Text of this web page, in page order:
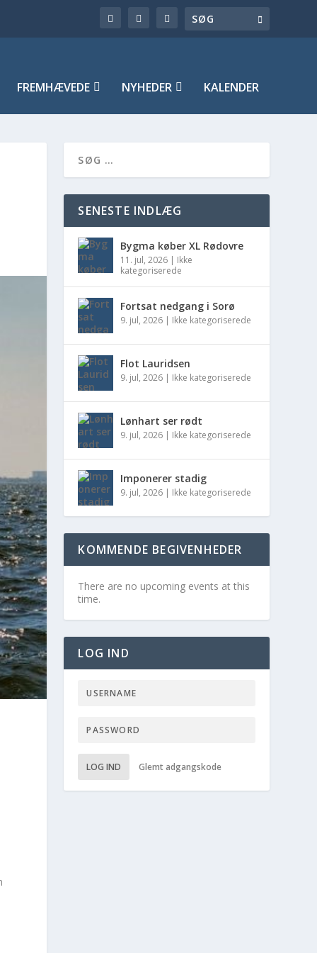
FREMHÆVEDE NYHEDER KALENDER
SENESTE INDLÆG
Bygma køber XL Rødovre
11. jul, 2026 | Ikke
kategoriserede
Fortsat nedgang i Sorø
9. jul, 2026 | Ikke kategoriserede
Flot Lauridsen
9. jul, 2026 | Ikke kategoriserede
Lønhart ser rødt
9. jul, 2026 | Ikke kategoriserede
Imponerer stadig
9. jul, 2026 | Ikke kategoriserede
KOMMENDE BEGIVENHEDER
There are no upcoming events at this
time.
LOG IND
LOG IND Glemt adgangskode